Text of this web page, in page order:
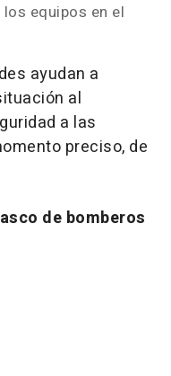
equipos en el
ayudan a
al
a las
preciso, de
de bomberos